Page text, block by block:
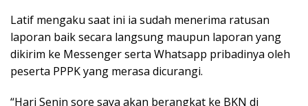
Latif mengaku saat ini ia sudah menerima ratusan
laporan baik secara langsung maupun laporan yang
dikirim ke Messenger serta Whatsapp pribadinya oleh
peserta PPPK yang merasa dicurangi.
“Hari Senin sore saya akan berangkat ke BKN di